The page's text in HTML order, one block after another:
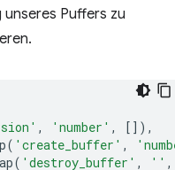
Puffers zu
, 'number' ,
[]),
( 'create_buffer' ,
( 'destroy_buffer' , '' ,